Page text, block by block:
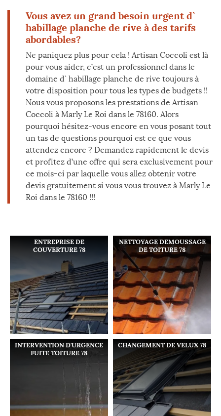
Vous avez un grand besoin urgent d`
habillage planche de rive à des tarifs
abordables?
Ne paniquez plus pour cela ! Artisan Coccoli est là
pour vous aider, c’est un professionnel dans le
domaine d` habillage planche de rive toujours à
votre disposition pour tous les types de budgets !!
Nous vous proposons les prestations de Artisan
Coccoli à Marly Le Roi dans le 78160. Alors
pourquoi hésitez-vous encore en vous posant tout
un tas de questions pourquoi est ce que vous
attendez encore ? Demandez rapidement le devis
et profitez d’une offre qui sera exclusivement pour
ce mois-ci par laquelle vous allez obtenir votre
devis gratuitement si vous vous trouvez à Marly Le
Roi dans le 78160 !!!
ENTREPRISE DE
COUVERTURE 78
NETTOYAGE DEMOUSSAGE
DE TOITURE 78
INTERVENTION D'URGENCE
FUITE TOITURE 78
CHANGEMENT DE VELUX 78